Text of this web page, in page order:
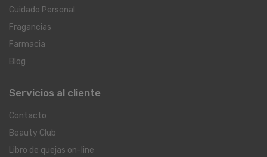
Cuidado Personal
Fragancias
Farmacia
Blog
Servicios al cliente
Contacto
Beauty Club
Libro de quejas on-line